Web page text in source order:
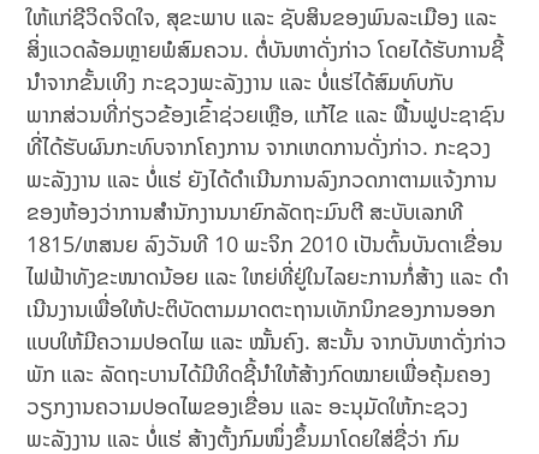
ໃຫ້ແກ່ຊີວິດຈິດໃຈ, ສຸຂະພາບ ແລະ ຊັບສິນຂອງພົນລະເມືອງ ແລະ
ສິ່ງແວດລ້ອມຫຼາຍພໍສົມຄວນ. ຕໍ່ບັນຫາດັ່ງກ່າວ ໂດຍໄດ້ຮັບການຊີ້
ນໍາຈາກຂັ້ນເທິງ ກະຊວງພະລັງງານ ແລະ ບໍ່ແຮ່ໄດ້ສົມທົບກັບ
ພາກສ່ວນທີ່ກ່ຽວຂ້ອງເຂົ້າຊ່ວຍເຫຼືອ, ແກ້ໄຂ ແລະ ຟື້ນຟູປະຊາຊົນ
ທີ່ໄດ້ຮັບຜົນກະທົບຈາກໂຄງການ ຈາກເຫດການດັ່ງກ່າວ. ກະຊວງ
ພະລັງງານ ແລະ ບໍ່ແຮ່ ຍັງໄດ້ດໍາເນີນການລົງກວດກາຕາມແຈ້ງການ
ຂອງຫ້ອງວ່າການສໍານັກງານນາຍົກລັດຖະມົນຕີ ສະບັບເລກທີ
1815/ຫສນຍ ລົງວັນທີ 10 ພະຈິກ 2010 ເປັນຕົ້ນບັນດາເຂື່ອນ
ໄຟຟ້າທັງຂະໜາດນ້ອຍ ແລະ ໃຫຍ່ທີ່ຢູ່ໃນໄລຍະການກໍ່ສ້າງ ແລະ ດໍາ
ເນີນງານເພື່ອໃຫ້ປະຕິບັດຕາມມາດຕະຖານເທັກນິກຂອງການອອກ
ແບບໃຫ້ມີຄວາມປອດໄພ ແລະ ໝັ້ນຄົງ. ສະນັ້ນ ຈາກບັນຫາດັ່ງກ່າວ
ພັກ ແລະ ລັດຖະບານໄດ້ມີທິດຊີ້ນໍາໃຫ້ສ້າງກົດໝາຍເພື່ອຄຸ້ມຄອງ
ວຽກງານຄວາມປອດໄພຂອງເຂື່ອນ ແລະ ອະນຸມັດໃຫ້ກະຊວງ
ພະລັງງານ ແລະ ບໍ່ແຮ່ ສ້າງຕັ້ງກົມໜຶ່ງຂຶ້ນມາໂດຍໃສ່ຊື່ວ່າ ກົມ